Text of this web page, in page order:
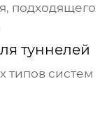
подходящего
туннелей
типов систем